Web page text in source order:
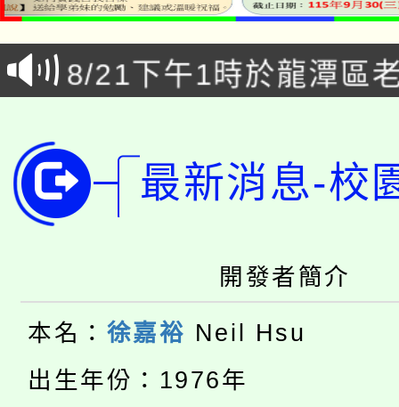
「本色祭」8/29、30在
場熱烈登場!
8/21下午1時於龍潭區
YOUNG桃局內行報名
局官網。
8月14至27日，桃園電
開!
115年桃園市運動會8/
視費優惠，中低收入戶
半價優惠，詳情可洽有
者。
大園自造教育及科技
份教師增能研習
大溪自造教育及科技中
份教師研習
淨零綠生活教案入校路
最新消息-校
開發者簡介
本名： 徐嘉裕 Neil Hsu
出生年份：1976年